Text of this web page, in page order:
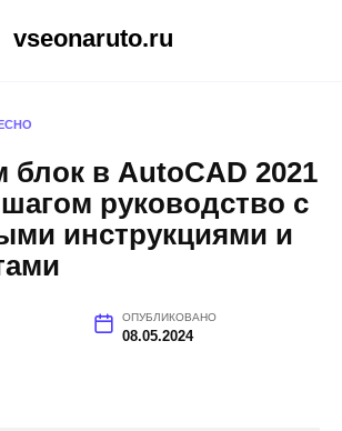
vseonaruto.ru
блок в AutoCAD 2021
руководство с
инструкциями и
ОПУБЛИКОВАНО
08.05.2024